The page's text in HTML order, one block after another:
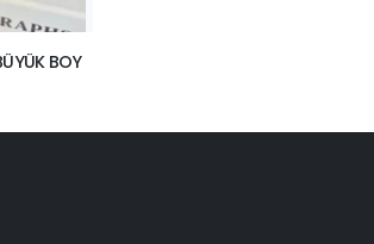
BOY